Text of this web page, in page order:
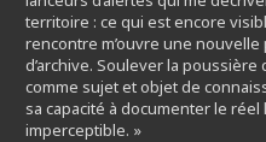
territoire : ce qui est encore
rencontre m’ouvre une nouvelle
d’archive. Soulever la
comme sujet et objet de
sa capacité à documenter le
imperceptible. »